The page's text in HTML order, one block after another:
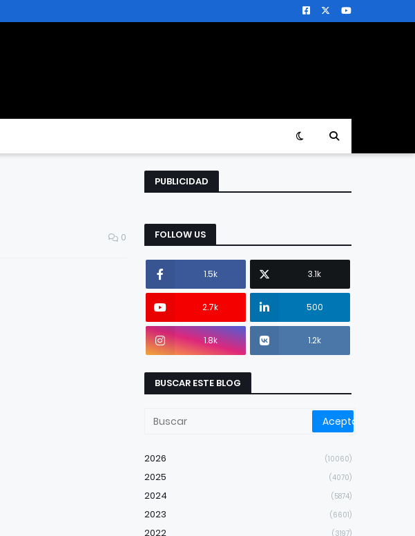
0
PUBLICIDAD
FOLLOW US
1.5k 3.1k
2.7k 500
1.8k 1.2k
BUSCAR ESTE BLOG
2026 (10060)
2025 (4070)
2024 (5874)
2023 (6601)
2022 (3197)